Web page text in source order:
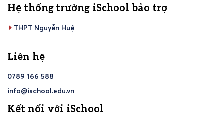
Hệ thống trường iSchool bảo trợ
THPT Nguyễn Huệ
Liên hệ
0789 166 588
info@ischool.edu.vn
Kết nối với iSchool